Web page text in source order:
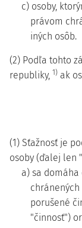
c) osoby,
právom
iných osôb.
(2) Podľa tohto
republiky, 1) ak
(1) Sťažnosť je
osoby (ďalej len
a) sa
porušené
"činnosť")